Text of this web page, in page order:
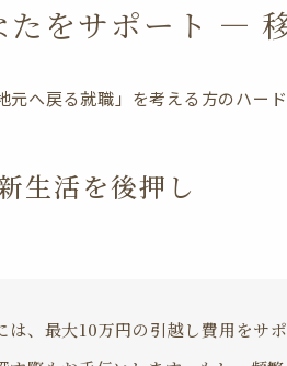
たをサポート —
へ戻る就職」を考える方のハー
生活を後押し
は、最大10万円の引越し費用をサ